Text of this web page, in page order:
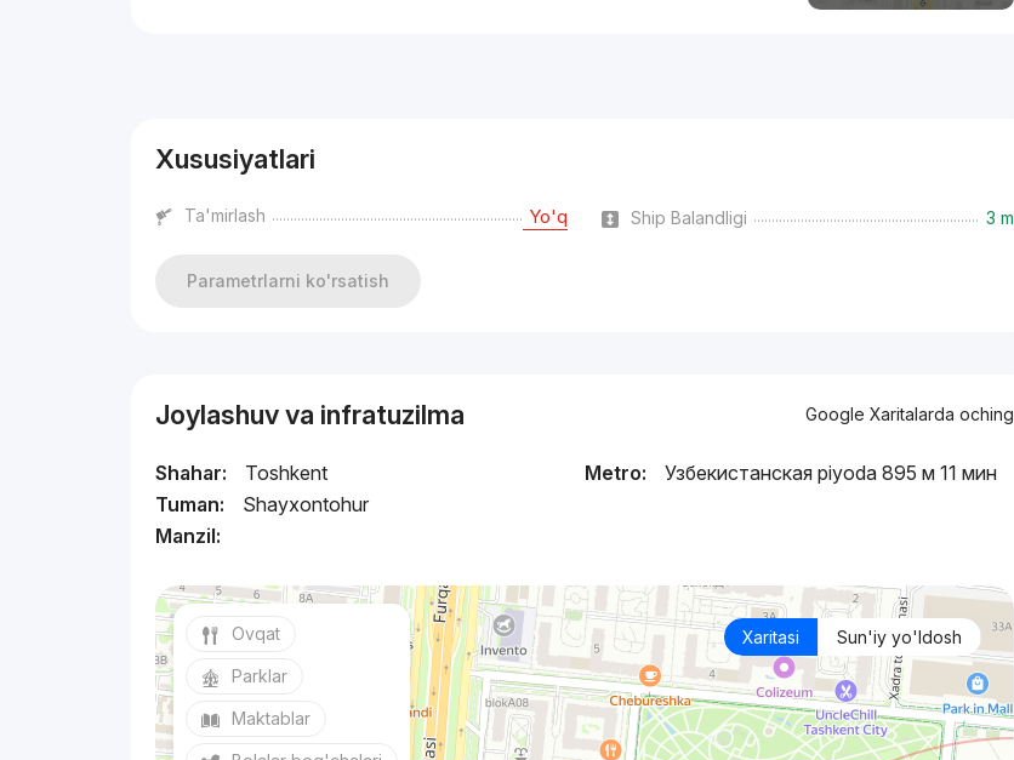
Xususiyatlari
Ta'mirlash Yo'q Ship Balandligi 3 m
Parametrlarni ko'rsatish
Joylashuv va infratuzilma Google Xaritalarda oching
Shahar:
Toshkent
Tuman:
Shayxontohur
Manzil:
Metro: Узбекистанская piyoda 895 м 11 мин
Xaritasi Sun'iy yo'ldosh
Ovqat
Parklar
Maktablar